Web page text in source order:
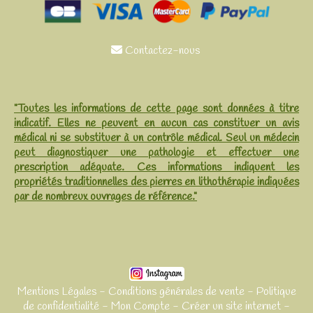
Contactez-nous
"Toutes les informations de cette page sont données à titre
indicatif. Elles ne peuvent en aucun cas constituer un avis
médical ni se substituer à un contrôle médical. Seul un médecin
peut diagnostiquer une pathologie et effectuer une
prescription adéquate. Ces informations indiquent les
propriétés traditionnelles des pierres en lithothérapie indiquées
par de nombreux ouvrages de référence."
Mentions Légales Conditions générales de vente
Politique
de confidentialité
Mon Compte Créer un site internet